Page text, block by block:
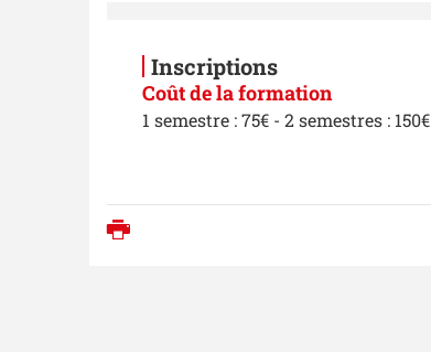
Inscriptions
Coût de la formation
1 semestre : 75€ - 2 semestres : 150€